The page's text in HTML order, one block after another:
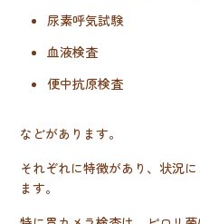
尿素呼気試験
血液検査
便中抗原検査
などがあります。
それぞれに特徴があり、状況
ます。